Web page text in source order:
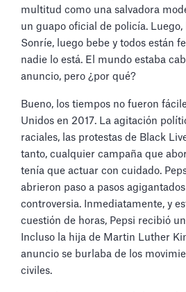
multitud como una salvadora
un guapo oficial de policía. Luego,
Sonríe, luego bebe y todos están
nadie lo está. El mundo estaba
anuncio, pero ¿por qué?
Bueno, los tiempos no fueron
Unidos en 2017. La agitación
raciales, las protestas de Black
tanto, cualquier campaña que
tenía que actuar con cuidado.
abrieron paso a pasos
controversia. Inmediatamente, y
cuestión de horas, Pepsi recibió
Incluso la hija de Martin Luther
anuncio se burlaba de los
civiles.